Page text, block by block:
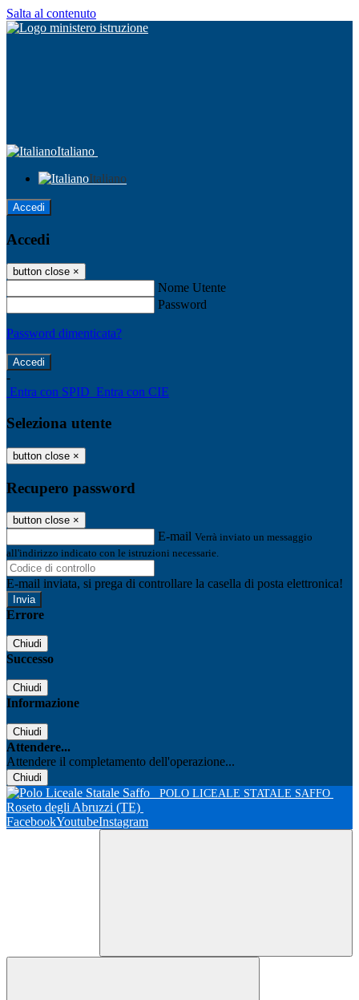
Salta al contenuto
Italiano
Italiano
Accedi
Accedi
button close ×
Nome Utente
Password
Password dimenticata?
-
Entra con SPID Entra con CIE
Seleziona utente
button close ×
Recupero password
button close ×
E-mail Verrà inviato un messaggio
all'indirizzo indicato con le istruzioni necessarie.
E-mail inviata, si prega di controllare la casella di posta elettronica!
Errore
Chiudi
Successo
Chiudi
Informazione
Chiudi
Attendere...
Attendere il completamento dell'operazione...
Chiudi
POLO LICEALE STATALE SAFFO
Roseto degli Abruzzi (TE)
FacebookYoutubeInstagram